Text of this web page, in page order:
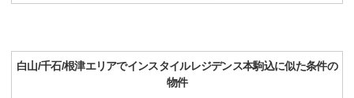
白山/千石/根津エリアでインスタイルレジデンス本駒込に似た条件の
物件